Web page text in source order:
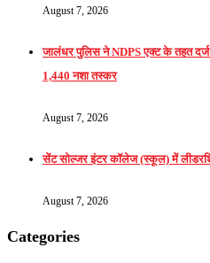
August 7, 2026
जालंधर पुलिस ने NDPS एक्ट के तहत
1,440 नशा तस्कर
August 7, 2026
सेंट सोल्जर इंटर कॉलेज (स्कूल) में
August 7, 2026
Categories